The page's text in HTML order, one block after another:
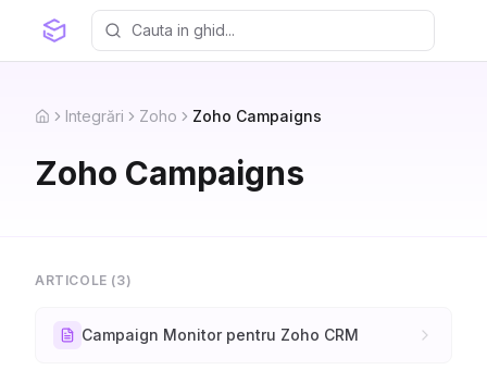
HomeIntegrări Zoho Zoho Campaigns
Zoho Campaigns
ARTICOLE (3)
Campaign Monitor pentru Zoho CRM